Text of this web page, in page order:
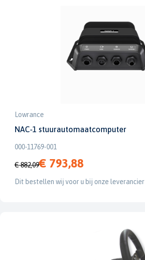
Lowrance
NAC-1 stuurautomaatcomputer
000-11769-001
€ 882,09€ 793,88
Dit bestellen wij voor u bij onze leverancier